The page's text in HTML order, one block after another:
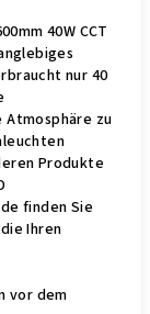
40W CCT
nur 40
zu
Produkte
finden Sie
Ihren
vor dem